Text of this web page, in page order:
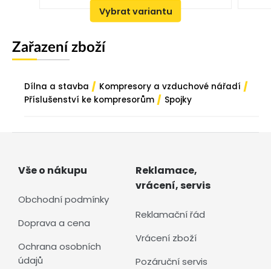
Vybrat variantu
Zařazení zboží
Dílna a stavba / Kompresory a vzduchové nářadí /
Příslušenství ke kompresorům / Spojky
Vše o nákupu
Obchodní podmínky
Doprava a cena
Ochrana osobních
údajů
Reklamace,
vrácení, servis
Reklamační řád
Vrácení zboží
Pozáruční servis